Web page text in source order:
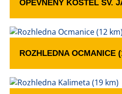
OPEVNĚNÝ KOSTEL SV.
ROZHLEDNA OCMANICE